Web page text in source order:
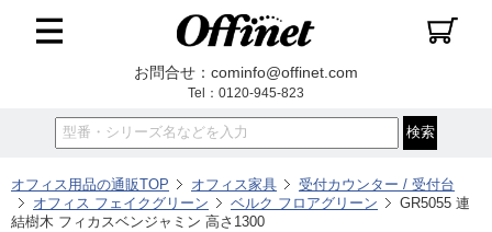
お問合せ：cominfo@offinet.com
Tel：0120-945-823
オフィス用品の通販TOP オフィス家具
受付カウンター / 受付台
オフィス フェイクグリーン
ベルク フロアグリーン
GR5055 連
結樹木 フィカスベンジャミン 高さ1300